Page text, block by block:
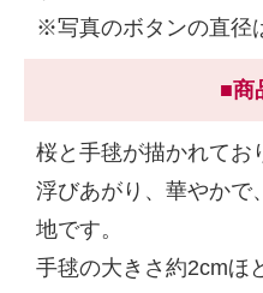
※写真のボタンの直径
■商
桜と手毬が描かれてお
浮びあがり、華やかで
地です。
手毬の大きさ約2cmほ